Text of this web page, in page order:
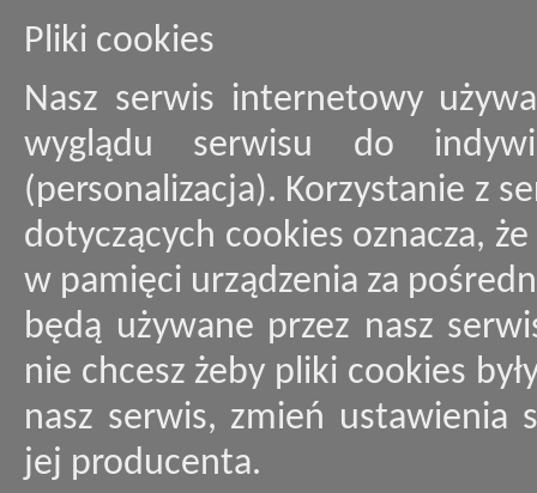
Pliki cookies
Nasz serwis internetowy
wyglądu serwisu do
(personalizacja). Korzystanie z
dotyczących cookies oznacza,
w pamięci urządzenia za
będą używane przez nasz
nie chcesz żeby pliki cookies
nasz serwis, zmień ustawienia
jej producenta.